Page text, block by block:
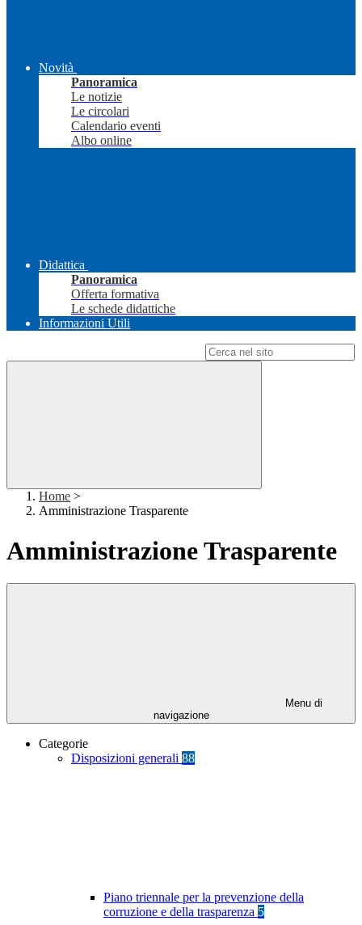
Novità
Panoramica
Le notizie
Le circolari
Calendario eventi
Albo online
Didattica
Panoramica
Offerta formativa
Le schede didattiche
Informazioni Utili
Home >
Amministrazione Trasparente
Amministrazione Trasparente
Menu di
navigazione
Categorie
Disposizioni generali 88
Piano triennale per la prevenzione della
corruzione e della trasparenza 5